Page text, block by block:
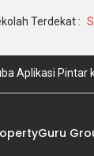
Terdekat :
Aplikasi Pintar